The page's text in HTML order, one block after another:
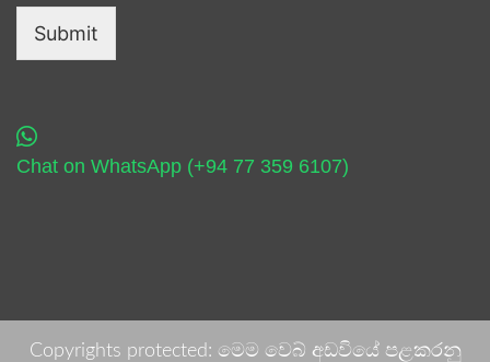
Submit
Chat on WhatsApp (+94 77 359 6107)
Copyrights protected: මෙම වෙබ් අඩවියේ පළකරනු